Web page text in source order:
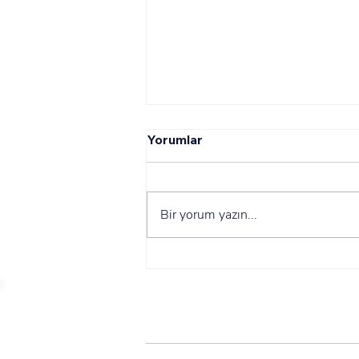
Sırt Tüyü
Yorumlar
Bir yorum yazın...